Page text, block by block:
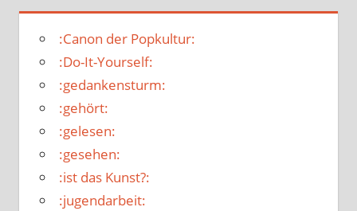
:Canon der Popkultur:
:Do-It-Yourself:
:gedankensturm:
:gehört:
:gelesen:
:gesehen:
:ist das Kunst?:
:jugendarbeit: